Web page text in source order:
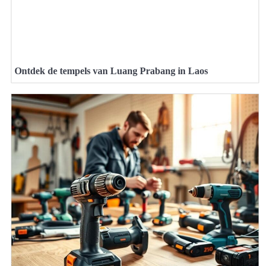
Ontdek de tempels van Luang Prabang in Laos